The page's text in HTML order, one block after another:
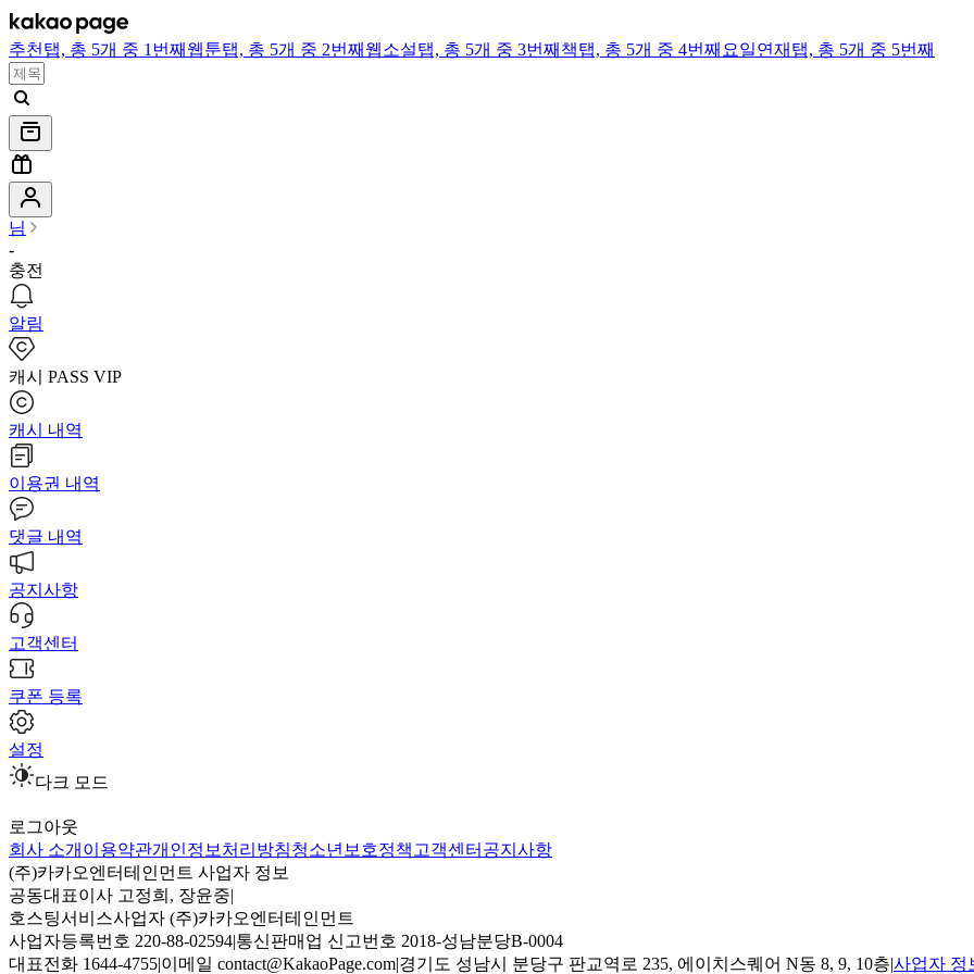
추천 탭, 총 5개 중 1번째 웹툰탭, 총 5개 중 2번째 웹소설탭, 총 5개 중 3번째 책탭, 총 5개 중 4번째 요일연재 탭, 총 5개 중 5번째
님
-
충전
알림
캐시 PASS VIP
캐시 내역
이용권 내역
댓글 내역
공지사항
고객센터
쿠폰 등록
설정
다크 모드
로그아웃
회사 소개 이용약관개인정보처리방침청소년보호정책 고객센터 공지사항
(주)카카오엔터테인먼트 사업자 정보
공동대표이사 고정희, 장윤중|
호스팅서비스사업자 (주)카카오엔터테인먼트
사업자등록번호 220-88-02594|통신판매업 신고번호 2018-성남분당B-0004
대표전화 1644-4755|이메일 contact@KakaoPage.com|경기도 성남시 분당구 판교역로 235, 에이치스퀘어 N동 8, 9, 10층|사업자 정